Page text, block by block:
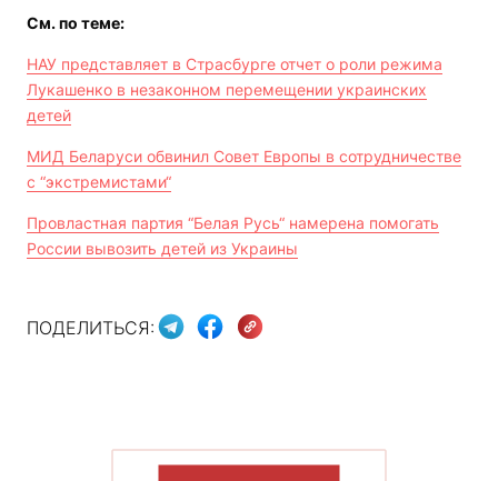
См. по теме:
НАУ представляет в Страсбурге отчет о роли режима
Лукашенко в незаконном перемещении украинских
детей
МИД Беларуси обвинил Совет Европы в сотрудничестве
с “экстремистами“
Провластная партия “Белая Русь“ намерена помогать
России вывозить детей из Украины
ПОДЕЛИТЬСЯ: